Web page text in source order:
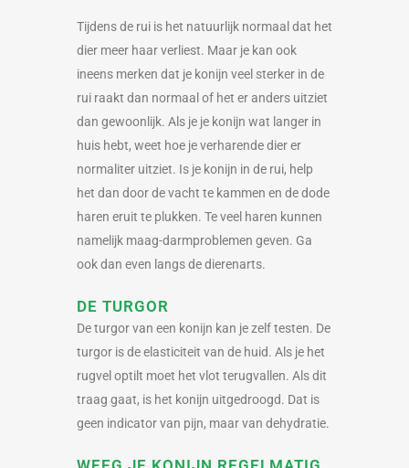
Tijdens de rui is het natuurlijk normaal dat het
dier meer haar verliest. Maar je kan ook
ineens merken dat je konijn veel sterker in de
rui raakt dan normaal of het er anders uitziet
dan gewoonlijk. Als je je konijn wat langer in
huis hebt, weet hoe je verharende dier er
normaliter uitziet. Is je konijn in de rui, help
het dan door de vacht te kammen en de dode
haren eruit te plukken. Te veel haren kunnen
namelijk maag-darmproblemen geven. Ga
ook dan even langs de dierenarts.
DE TURGOR
De turgor van een konijn kan je zelf testen. De
turgor is de elasticiteit van de huid. Als je het
rugvel optilt moet het vlot terugvallen. Als dit
traag gaat, is het konijn uitgedroogd. Dat is
geen indicator van pijn, maar van dehydratie.